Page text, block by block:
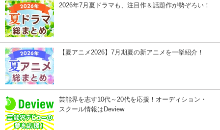
2026年7月夏ドラマも、注目作＆話題作が勢ぞろい！
【夏アニメ2026】7月期夏の新アニメを一挙紹介！
芸能界を志す10代～20代を応援！オーディション・
スクール情報はDeview